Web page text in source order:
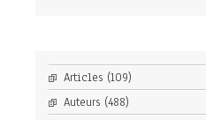
Articles (109)
Auteurs (488)